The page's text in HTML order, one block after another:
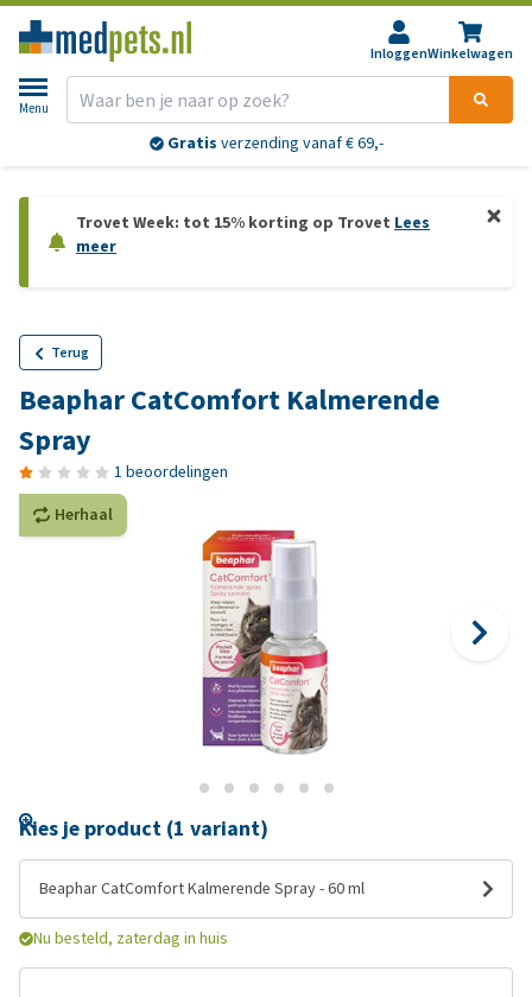
InloggenWinkelwagen
Menu
Gratis verzending vanaf € 69,-
Trovet Week: tot 15% korting op Trovet Lees
meer
Terug
Beaphar CatComfort Kalmerende
Spray
1 beoordelingen
Herhaal
Kies je product (1 variant)
Beaphar CatComfort Kalmerende Spray - 60 ml
Nu besteld, zaterdag in huis